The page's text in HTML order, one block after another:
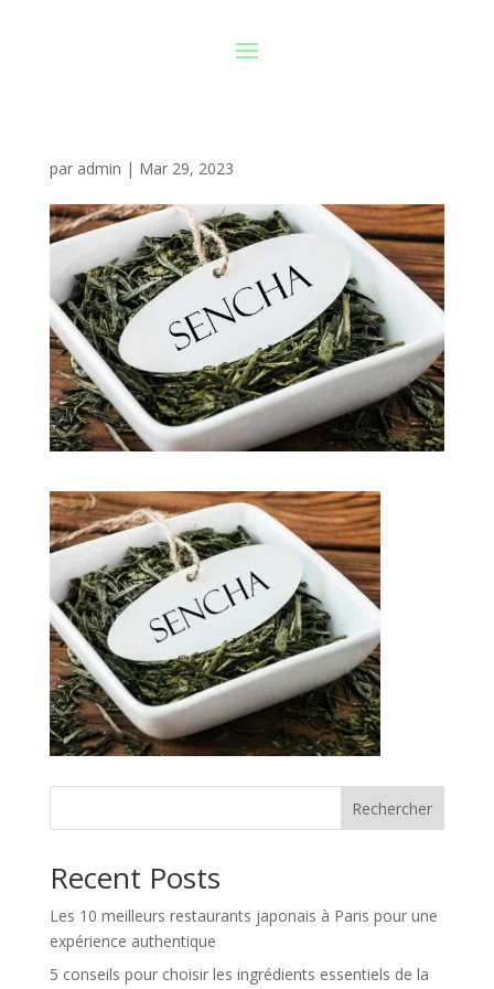
par admin | Mar 29, 2023
Rechercher
Recent Posts
Les 10 meilleurs restaurants japonais à Paris pour une
expérience authentique
5 conseils pour choisir les ingrédients essentiels de la